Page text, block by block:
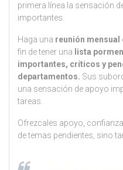
primera línea la sensación
importantes.
Haga una reunión mensual
fin de tener una lista
importantes, críticos y
departamentos. Sus
una sensación de apoyo
tareas.
Ofrezcales apoyo,
de temas pendientes, sino